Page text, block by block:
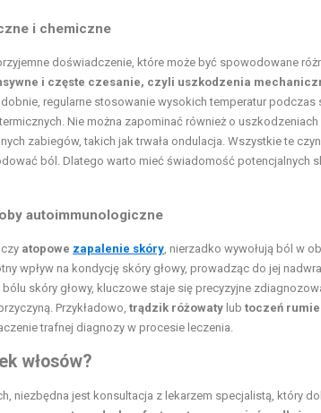
i chemiczne
doświadczenie, które może być spowodowane
i częste czesanie, czyli uszkodzenia
regularne stosowanie wysokich temperatur podczas
Nie można zapominać również o
zabiegów, takich jak trwała ondulacja. Wszystkie te
ból. Dlatego warto mieć świadomość potencjalnych
autoimmunologiczne
czy atopowe zapalenie skóry, nierzadko wywołują ból w
wpływ na kondycję skóry głowy, prowadząc do jej
bólu skóry głowy, kluczowe staje się precyzyjne
Przykładowo, trądzik różowaty lub toczeń
trafnej diagnozy w procesie leczenia.
włosów?
niezbędna jest konsultacja z lekarzem specjalistą, który